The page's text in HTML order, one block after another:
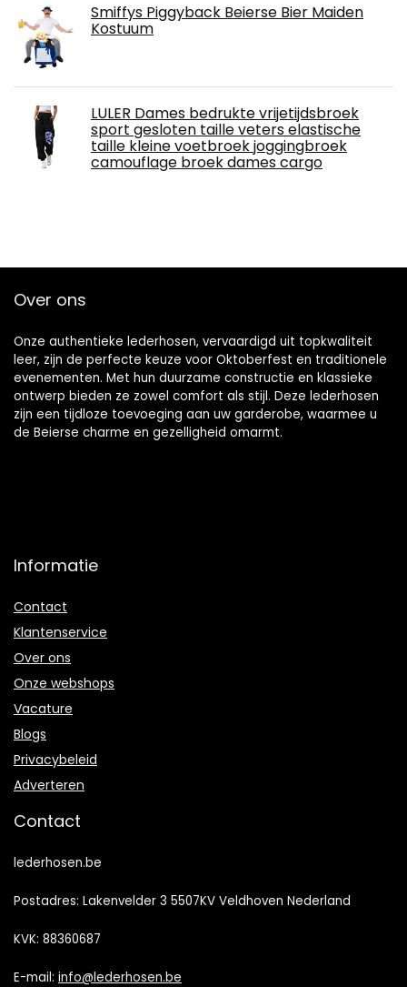
Smiffys Piggyback Beierse Bier Maiden
Kostuum
LULER Dames bedrukte vrijetijdsbroek
sport gesloten taille veters elastische
taille kleine voetbroek joggingbroek
camouflage broek dames cargo
Over ons
Onze authentieke lederhosen, vervaardigd uit topkwaliteit
leer, zijn de perfecte keuze voor Oktoberfest en traditionele
evenementen. Met hun duurzame constructie en klassieke
ontwerp bieden ze zowel comfort als stijl. Deze lederhosen
zijn een tijdloze toevoeging aan uw garderobe, waarmee u
de Beierse charme en gezelligheid omarmt.
Informatie
Contact
Klantenservice
Over ons
Onze webshops
Vacature
Blogs
Privacybeleid
Adverteren
Contact
lederhosen.be
Postadres: Lakenvelder 3 5507KV Veldhoven Nederland
KVK: 88360687
E-mail: info@lederhosen.be